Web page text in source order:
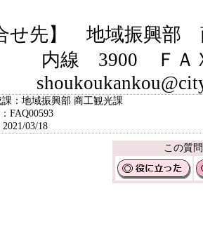
せ先】 地域振興部
3900 ＦＡＸ
課：地域振興部 商工観光課
FAQ00593
03/18
この質